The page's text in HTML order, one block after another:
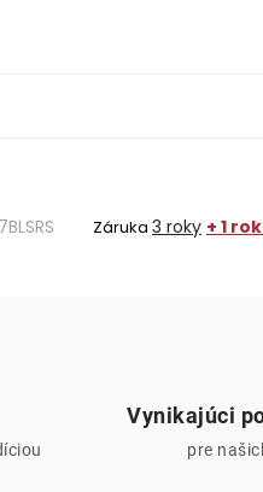
Záruka 3 roky + 1
Vynikajúci
pre